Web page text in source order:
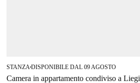
STANZA■DISPONIBILE DAL 09 AGOSTO
Camera in appartamento condiviso a Liegi